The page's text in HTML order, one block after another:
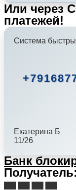
Или через
платежей!
Система
Екатерина Б
11/26
Банк